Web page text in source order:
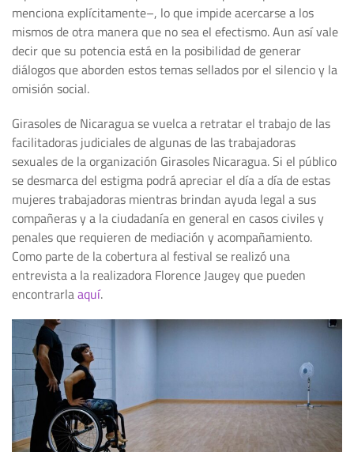
menciona explícitamente–, lo que impide acercarse a los
mismos de otra manera que no sea el efectismo. Aun así vale
decir que su potencia está en la posibilidad de generar
diálogos que aborden estos temas sellados por el silencio y la
omisión social.
Girasoles de Nicaragua se vuelca a retratar el trabajo de las
facilitadoras judiciales de algunas de las trabajadoras
sexuales de la organización Girasoles Nicaragua. Si el público
se desmarca del estigma podrá apreciar el día a día de estas
mujeres trabajadoras mientras brindan ayuda legal a sus
compañeras y a la ciudadanía en general en casos civiles y
penales que requieren de mediación y acompañamiento.
Como parte de la cobertura al festival se realizó una
entrevista a la realizadora Florence Jaugey que pueden
encontrarlaaquí.